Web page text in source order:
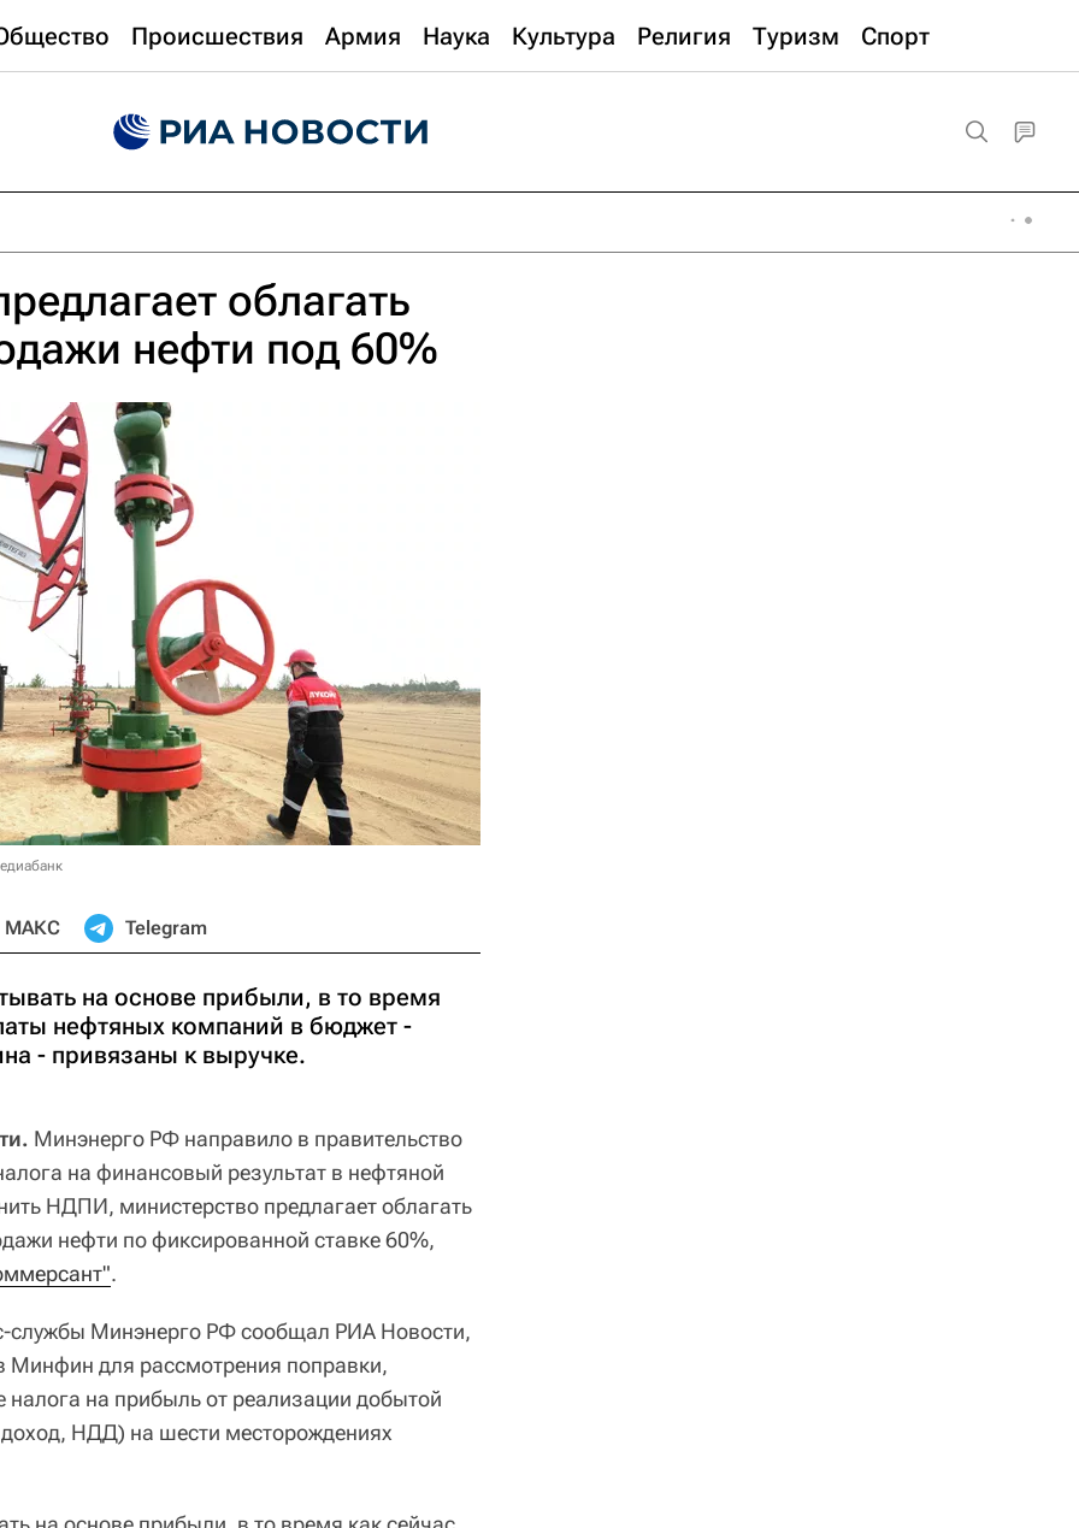
Происшествия Армия Наука Культура Религия Туризм Спорт
облагать
нефти под 60%
МАКС Telegram
на основе прибыли, в то время
нефтяных компаний в бюджет -
- привязаны к выручке.
Минэнерго РФ направило в правительство
на финансовый результат в нефтяной
НДПИ, министерство предлагает облагать
нефти по фиксированной ставке 60%,
.
службы Минэнерго РФ сообщал РИА Новости,
Минфин для рассмотрения поправки,
на прибыль от реализации добытой
НДД) на шести месторождениях